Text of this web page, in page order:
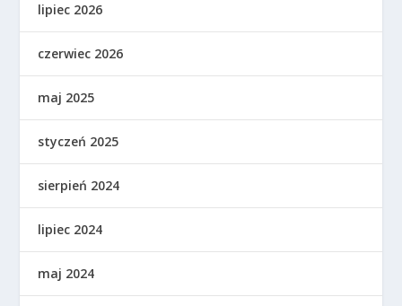
lipiec 2026
czerwiec 2026
maj 2025
styczeń 2025
sierpień 2024
lipiec 2024
maj 2024